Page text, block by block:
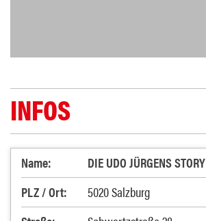
INFOS
Name:
DIE UDO JÜRGENS STORY
PLZ / Ort:
5020 Salzburg